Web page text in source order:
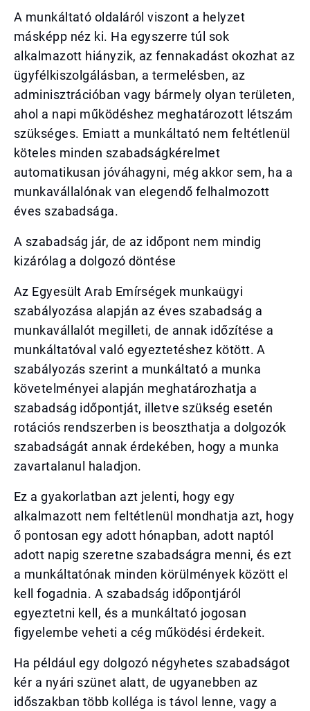
A munkáltató oldaláról viszont a helyzet
másképp néz ki. Ha egyszerre túl sok
alkalmazott hiányzik, az fennakadást okozhat az
ügyfélkiszolgálásban, a termelésben, az
adminisztrációban vagy bármely olyan területen,
ahol a napi működéshez meghatározott létszám
szükséges. Emiatt a munkáltató nem feltétlenül
köteles minden szabadságkérelmet
automatikusan jóváhagyni, még akkor sem, ha a
munkavállalónak van elegendő felhalmozott
éves szabadsága.
A szabadság jár, de az időpont nem mindig
kizárólag a dolgozó döntése
Az Egyesült Arab Emírségek munkaügyi
szabályozása alapján az éves szabadság a
munkavállalót megilleti, de annak időzítése a
munkáltatóval való egyeztetéshez kötött. A
szabályozás szerint a munkáltató a munka
követelményei alapján meghatározhatja a
szabadság időpontját, illetve szükség esetén
rotációs rendszerben is beoszthatja a dolgozók
szabadságát annak érdekében, hogy a munka
zavartalanul haladjon.
Ez a gyakorlatban azt jelenti, hogy egy
alkalmazott nem feltétlenül mondhatja azt, hogy
ő pontosan egy adott hónapban, adott naptól
adott napig szeretne szabadságra menni, és ezt
a munkáltatónak minden körülmények között el
kell fogadnia. A szabadság időpontjáról
egyeztetni kell, és a munkáltató jogosan
figyelembe veheti a cég működési érdekeit.
Ha például egy dolgozó négyhetes szabadságot
kér a nyári szünet alatt, de ugyanebben az
időszakban több kolléga is távol lenne, vagy a